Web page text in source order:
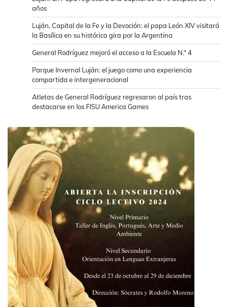
años
Luján, Capital de la Fe y la Devoción: el papa León XIV visitará
la Basílica en su histórica gira por la Argentina
General Rodríguez mejoró el acceso a la Escuela N.° 4
Parque Invernal Luján: el juego como una experiencia
compartida e intergeneracional
Atletas de General Rodríguez regresaron al país tras
destacarse en los FISU America Games